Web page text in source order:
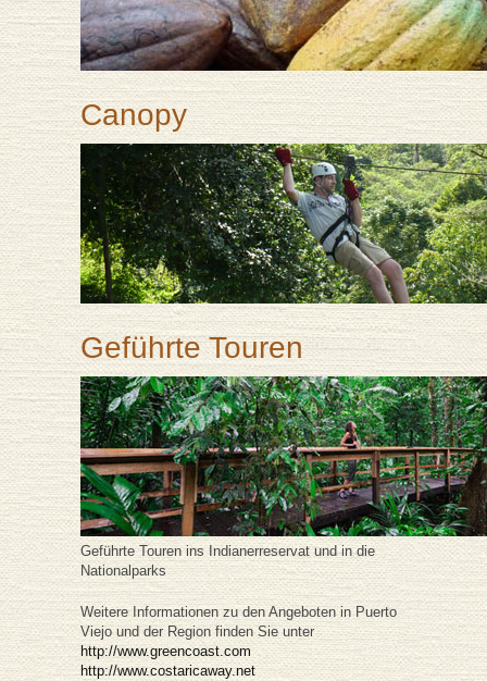
Canopy
Geführte Touren
Geführte Touren ins Indianerreservat und in die
Nationalparks
Weitere Informationen zu den Angeboten in Puerto
Viejo und der Region finden Sie unter
http://www.greencoast.com
http://www.costaricaway.net